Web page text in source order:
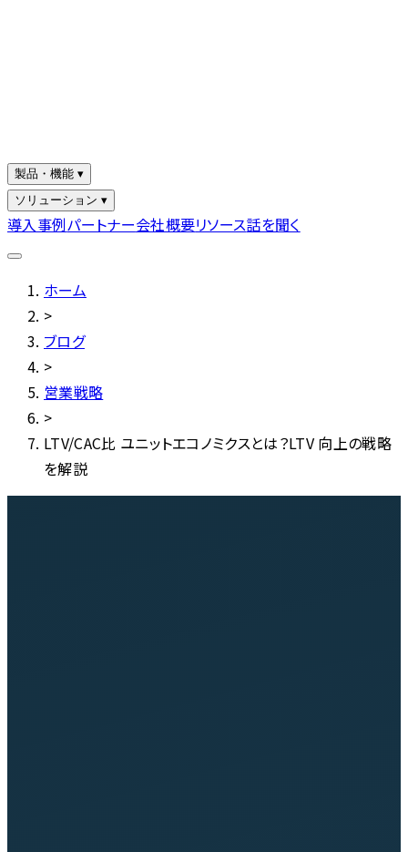
製品・機能 ▾
ソリューション ▾
導入事例パートナー会社概要リソース話を聞く
ホーム
>
ブログ
>
営業戦略
>
LTV/CAC比 ユニットエコノミクスとは？LTV 向上の戦略
を解説